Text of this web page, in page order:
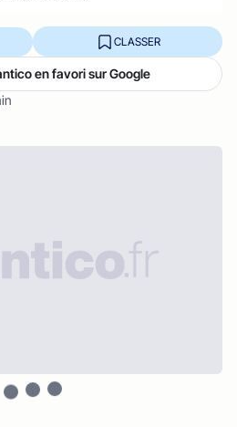
CLASSER
en favori sur Google